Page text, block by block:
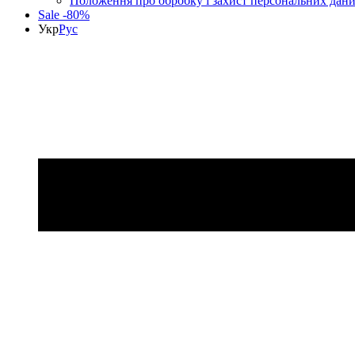
Sale -80%
УкрРус